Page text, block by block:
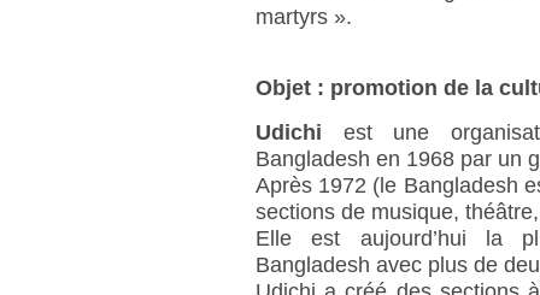
martyrs ».
Objet : promotion de la
Udichi est une
Bangladesh en 1968 par un
Après 1972 (le Bangladesh
sections de musique,
Elle est aujourd’hui la
Bangladesh avec plus de